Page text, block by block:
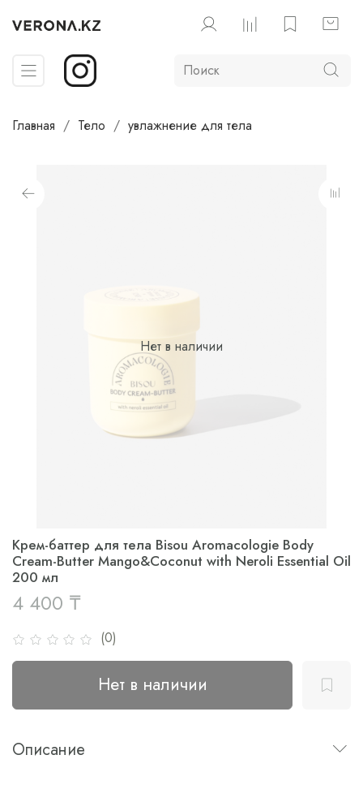
Главная Тело увлажнение для тела
Нет в наличии
(0)
Крем-баттер для тела Bisou Aromacologie Body
Cream-Butter Mango&Coconut with Neroli Essential Oil
200 мл
4 400 ₸
Нет в наличии
Описание